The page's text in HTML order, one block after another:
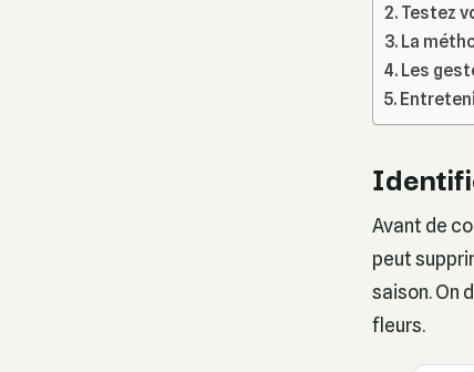
Testez
La
Les
Avant de
peut
saison. On
fleurs.